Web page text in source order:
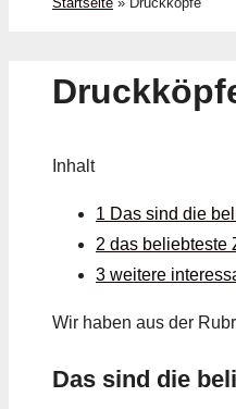
Inhalt
1 Das sind die
2 das beliebteste
3 weitere
Wir haben aus der
Das sind die